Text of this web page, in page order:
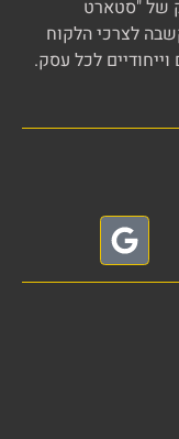
של "סטארט
לצרכי הלקוח
לכל עסק.